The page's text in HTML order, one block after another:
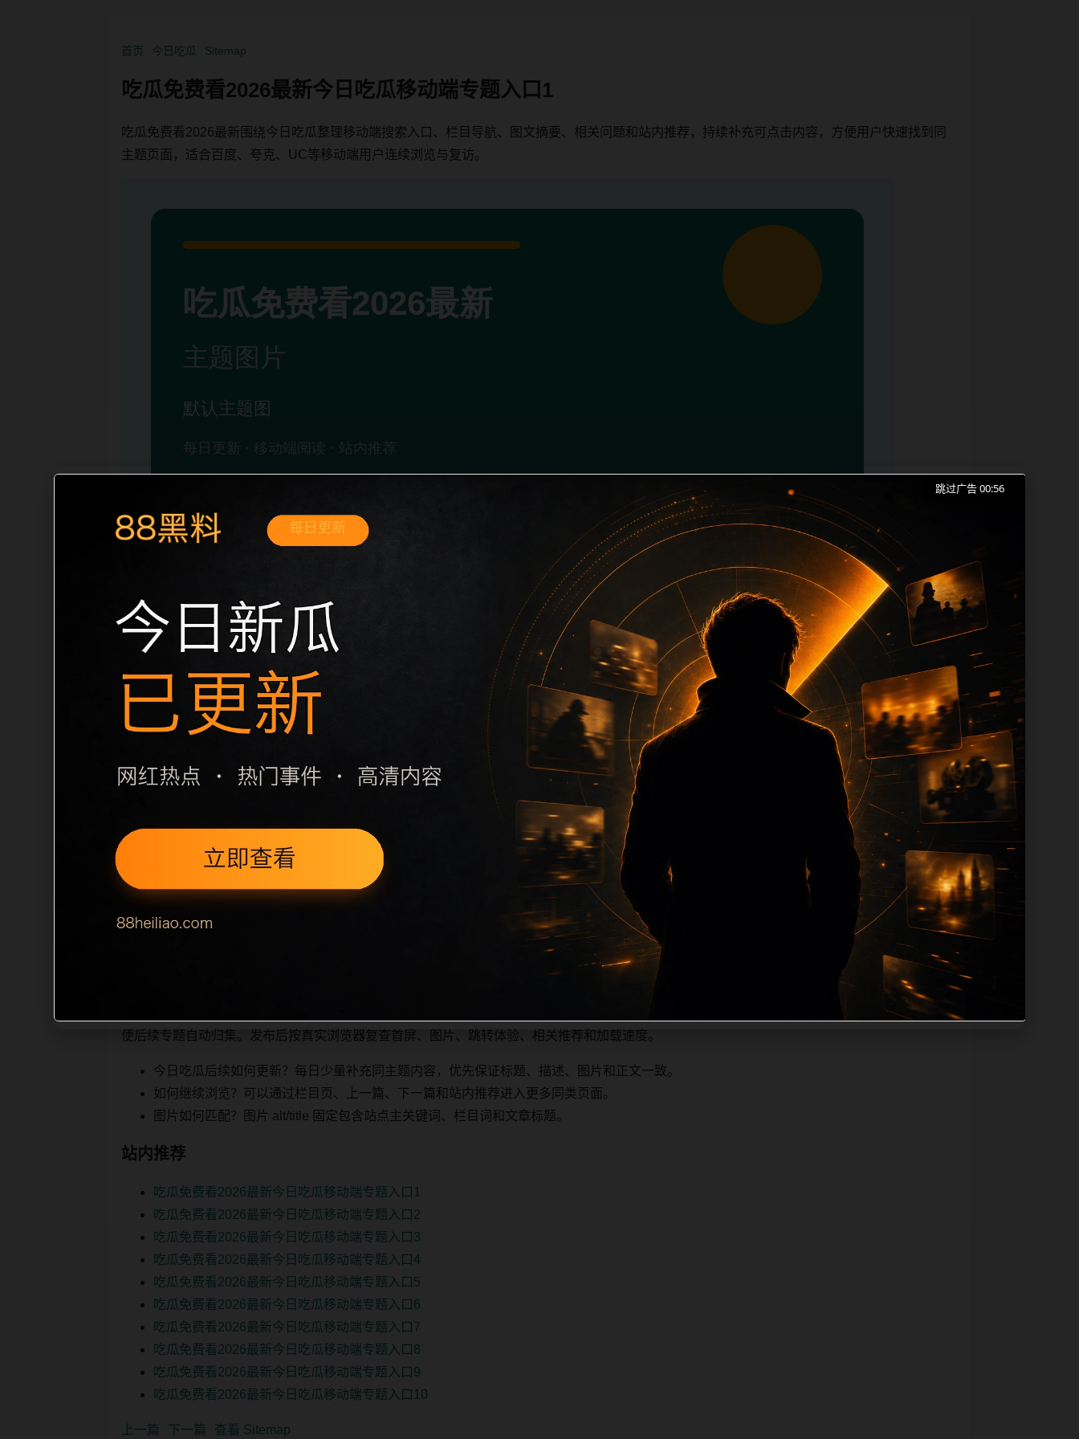
首页 今日吃瓜 Sitemap
吃瓜免费看2026最新今日吃瓜移动端专题入口1
吃瓜免费看2026最新围绕今日吃瓜整理移动端搜索入口、栏目导航、图文摘要、相关问题和站内推荐，持续补充可点击内容，方便用户快速找到同
主题页面，适合百度、夸克、UC等移动端用户连续浏览与复访。
吃瓜免费看2026最新今日吃瓜移动端专题入口1面向移动端用户的连续浏览场景整理，核心围绕吃瓜免费看2026最新、今日吃瓜和同类长尾需求展
开。页面先给出清晰主题，再把相关入口、同类推荐和上下文说明放在同一层级，减少用户来回搜索的成本。内容更新时优先保留真实可点击入口、
稳定标题、明确描述和本地主题图，避免只堆关键词而没有可读信息。第1篇内容用于补齐栏目深度，同时帮助 sitemap、栏目页、首页推荐形成更
自然的内链关系。图片说明统一绑定站点主关键词、栏目词和文章标题，让搜索引擎能够从标题、正文、图片 alt、title
栏目内容归集
之间识别一致主题。后续每日采集时，建议继续执行远程图片本地化、坏图默认图兜底、标题去重和 description 长度过滤。如果同一主题下有多个
相近页面，应通过不同角度补充事件背景、访问场景、相关问题或专题入口，降低站群页面之间的重复感。页面底部保留同类推荐、上一篇下一篇和
sitemap 入口，保证重要页面点击深度尽量控制在三次以内。正文维护时可按用户搜索路径补充三类信息：入口是否稳定、同栏目还有哪些可继续阅
读、移动端打开时图片和摘要是否一致。每次新增内容后同步检查标题、description、canonical、主题图、alt、title和推荐链接，确保页面既能被搜
索引擎理解，也能让真实
用户顺着栏目继续浏览。同站连续更新时避免重复标题和重复首段，优先补充不同关键词、不同栏目词和不同问题角度。栏目页则保留清晰入口，方
便后续专题自动归集。发布后按真实浏览器复查首屏、图片、跳转体验、相关推荐和加载速度。
今日吃瓜后续如何更新？每日少量补充同主题内容，优先保证标题、描述、图片和正文一致。
如何继续浏览？可以通过栏目页、上一篇、下一篇和站内推荐进入更多同类页面。
图片如何匹配？图片 alt/title 固定包含站点主关键词、栏目词和文章标题。
站内推荐
吃瓜免费看2026最新今日吃瓜移动端专题入口1
吃瓜免费看2026最新今日吃瓜移动端专题入口2
吃瓜免费看2026最新今日吃瓜移动端专题入口3
吃瓜免费看2026最新今日吃瓜移动端专题入口4
吃瓜免费看2026最新今日吃瓜移动端专题入口5
吃瓜免费看2026最新今日吃瓜移动端专题入口6
吃瓜免费看2026最新今日吃瓜移动端专题入口7
吃瓜免费看2026最新今日吃瓜移动端专题入口8
吃瓜免费看2026最新今日吃瓜移动端专题入口9
吃瓜免费看2026最新今日吃瓜移动端专题入口10
上一篇 下一篇 查看 Sitemap
跳过广告 00:56